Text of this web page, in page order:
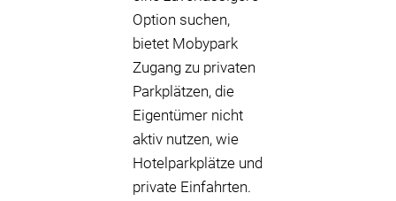
Option suchen,
bietet Mobypark
Zugang zu privaten
Parkplätzen, die
Eigentümer nicht
aktiv nutzen, wie
Hotelparkplätze und
private Einfahrten.